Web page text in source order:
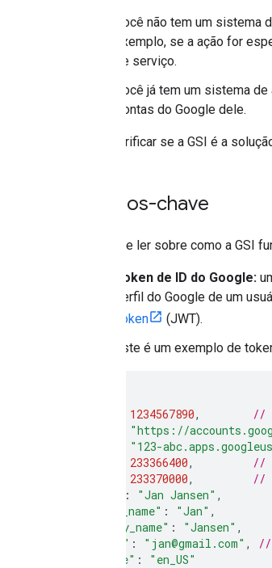
Você não tem um
exemplo, se a ação for
de serviço.
Você já tem um sistema
Contas do Google dele.
Para verificar se a GSI é a
Termos-chave
Antes de ler sobre como a GSI
Token de ID do Google:
perfil do Google de um
Token
(JWT).
Este é um exemplo de
1234567890,
//
"https://
"123-
233366400,
//
233370000,
//
: "Jan Jansen" ,
"given_name" : "Jan" ,
"family_name" : "Jansen" ,
"email" : "jan@gmail.com" ,
//
"locale" :
"en_US"